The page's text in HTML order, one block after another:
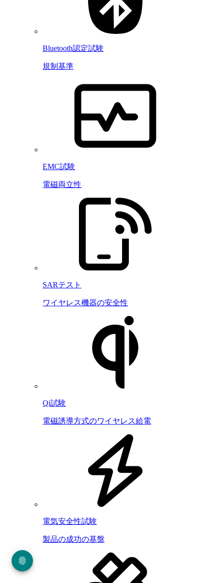
Bluetooth認定試験
規制基準
EMC試験
電磁両立性
SARテスト
ワイヤレス機器の安全性
Qi試験
電磁誘導方式のワイヤレス給電
電気安全性試験
製品の成功の基盤